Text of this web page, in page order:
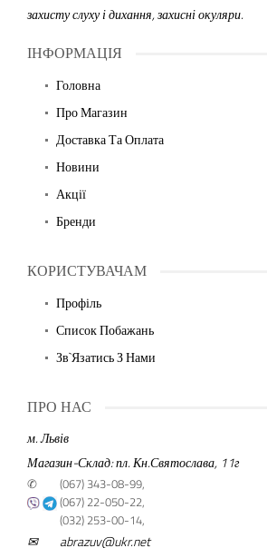
захисту слуху і дихання, захисні окуляри.
ІНФОРМАЦІЯ
Головна
Про Магазин
Доставка Та Оплата
Новини
Акції
Бренди
КОРИСТУВАЧАМ
Профіль
Список Побажань
Зв`язатись З Нами
ПРО НАС
м. Львів
Магазин-Склад: пл. Кн.Святослава, 11г
✆
(067) 343-08-99,
(067) 22-050-22,
(032) 253-00-14,
✉ abrazuv@ukr.net